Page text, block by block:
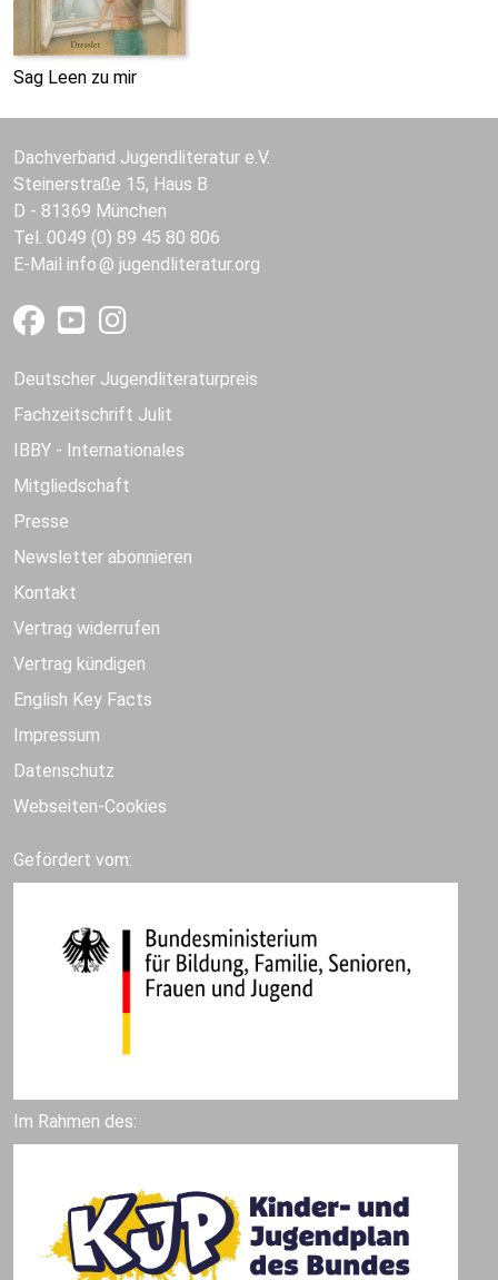
Sag Leen zu mir
Dachverband Jugendliteratur e.V.
Steinerstraße 15, Haus B
D - 81369 München
Tel. 0049 (0) 89 45 80 806
E-Mail info jugendliteratur.org
Deutscher Jugendliteraturpreis
Fachzeitschrift Julit
IBBY - Internationales
Mitgliedschaft
Presse
Newsletter abonnieren
Kontakt
Vertrag widerrufen
Vertrag kündigen
English Key Facts
Impressum
Datenschutz
Webseiten-Cookies
Gefördert vom:
Im Rahmen des: